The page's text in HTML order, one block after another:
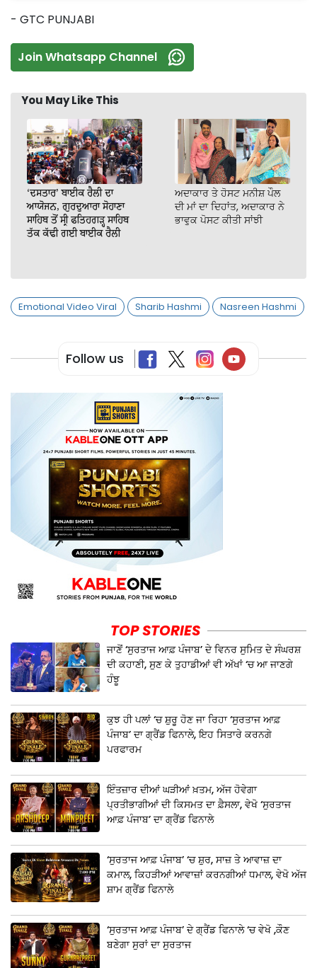
- GTC PUNJABI
Join Whatsapp Channel
You May Like This
‘ਦਸਤਾਰ’ ਬਾਈਕ ਰੈਲੀ ਦਾ
ਆਯੋਜਨ, ਗੁਰਦੁਆਰਾ ਸੋਹਾਣਾ
ਸਾਹਿਬ ਤੋਂ ਸ੍ਰੀ ਫਤਿਹਗੜ੍ਹ ਸਾਹਿਬ
ਤੱਕ ਕੱਢੀ ਗਈ ਬਾਈਕ ਰੈਲੀ
ਅਦਾਕਾਰ ਤੇ ਹੋਸਟ ਮਨੀਸ਼ ਪੌਲ
ਦੀ ਮਾਂ ਦਾ ਦਿਹਾਂਤ, ਅਦਾਕਾਰ ਨੇ
ਭਾਵੁਕ ਪੋਸਟ ਕੀਤੀ ਸਾਂਝੀ
Emotional Video Viral Sharib Hashmi Nasreen Hashmi
Follow us
TOP STORIES
ਜਾਣੋਂ ‘ਸੁਰਤਾਜ ਆਫ਼ ਪੰਜਾਬ’ ਦੇ ਵਿਨਰ ਸੁਮਿਤ ਦੇ ਸੰਘਰਸ਼
ਦੀ ਕਹਾਣੀ, ਸੁਣ ਕੇ ਤੁਹਾਡੀਆਂ ਵੀ ਅੱਖਾਂ ‘ਚ ਆ ਜਾਣਗੇ
ਹੰਝੂ
ਕੁਝ ਹੀ ਪਲਾਂ ‘ਚ ਸ਼ੁਰੂ ਹੋਣ ਜਾ ਰਿਹਾ ‘ਸੁਰਤਾਜ ਆਫ਼
ਪੰਜਾਬ’ ਦਾ ਗ੍ਰੈਂਡ ਫਿਨਾਲੇ, ਇਹ ਸਿਤਾਰੇ ਕਰਨਗੇ
ਪਰਫਾਰਮ
ਇੰਤਜ਼ਾਰ ਦੀਆਂ ਘੜੀਆਂ ਖ਼ਤਮ, ਅੱਜ ਹੋਵੇਗਾ
ਪ੍ਰਤੀਭਾਗੀਆਂ ਦੀ ਕਿਸਮਤ ਦਾ ਫ਼ੈਸਲਾ, ਵੇਖੋ ‘ਸੁਰਤਾਜ
ਆਫ਼ ਪੰਜਾਬ’ ਦਾ ਗ੍ਰੈਂਡ ਫਿਨਾਲੇ
‘ਸੁਰਤਾਜ ਆਫ਼ ਪੰਜਾਬ’ ‘ਚ ਸ਼ੁਰ, ਸਾਜ਼ ਤੇ ਆਵਾਜ਼ ਦਾ
ਕਮਾਲ, ਕਿਹੜੀਆਂ ਆਵਾਜ਼ਾਂ ਕਰਨਗੀਆਂ ਧਮਾਲ, ਵੇਖੋ ਅੱਜ
ਸ਼ਾਮ ਗ੍ਰੈਂਡ ਫਿਨਾਲੇ
‘ਸੁਰਤਾਜ ਆਫ਼ ਪੰਜਾਬ’ ਦੇ ਗ੍ਰੈਂਡ ਫਿਨਾਲੇ ‘ਚ ਵੇਖੋ ,ਕੌਣ
ਬਣੇਗਾ ਸੁਰਾਂ ਦਾ ਸੁਰਤਾਜ